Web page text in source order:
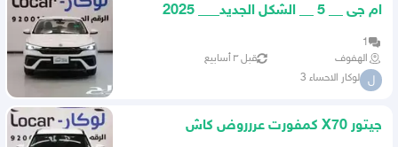
ام جى __ 5 __ الشكل الجديد___ 2025
1
الهفوف
قبل ٣ أسابيع
ل لوكار الاحساء 3
جيتور X70 كمفورت عررروض كاش